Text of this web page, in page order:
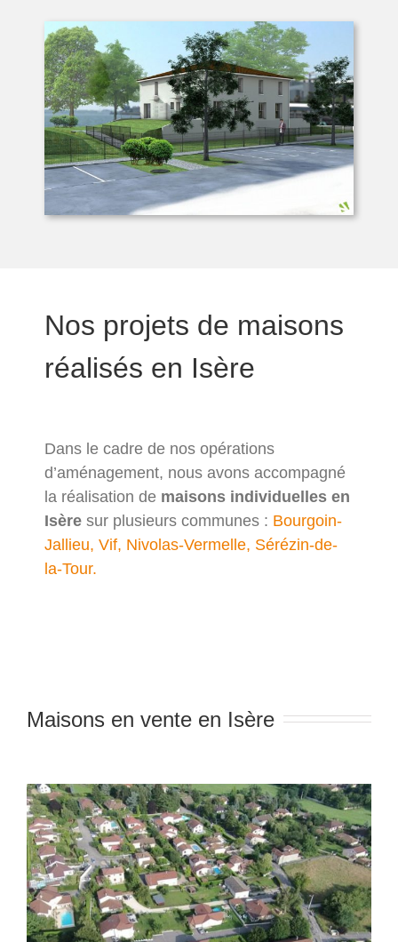
Nos projets de maisons
réalisés en Isère
Dans le cadre de nos opérations
d’aménagement, nous avons accompagné
la réalisation de maisons individuelles en
Isère sur plusieurs communes : Bourgoin-
Jallieu, Vif, Nivolas-Vermelle, Sérézin-de-
la-Tour.
Maisons en vente en Isère